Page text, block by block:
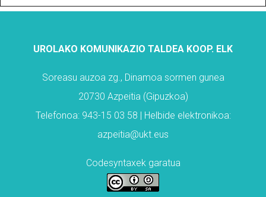
UROLAKO KOMUNIKAZIO TALDEA KOOP. ELK
Soreasu auzoa zg., Dinamoa sormen gunea
20730 Azpeitia (Gipuzkoa)
Telefonoa: 943-15 03 58 | Helbide elektronikoa:
azpeitia@ukt.eus
Codesyntaxek garatua